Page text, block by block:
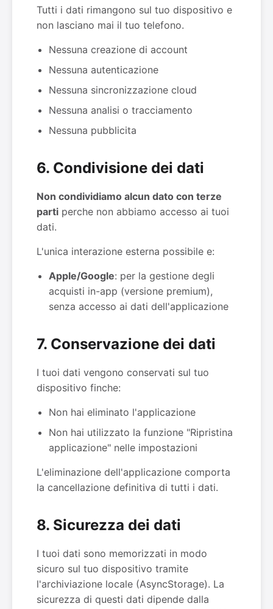
Tutti i dati rimangono sul tuo dispositivo e
non lasciano mai il tuo telefono.
Nessuna creazione di account
Nessuna autenticazione
Nessuna sincronizzazione cloud
Nessuna analisi o tracciamento
Nessuna pubblicita
6. Condivisione dei dati
Non condividiamo alcun dato con terze
parti perche non abbiamo accesso ai tuoi
dati.
L'unica interazione esterna possibile e:
Apple/Google: per la gestione degli
acquisti in-app (versione premium),
senza accesso ai dati dell'applicazione
7. Conservazione dei dati
I tuoi dati vengono conservati sul tuo
dispositivo finche:
Non hai eliminato l'applicazione
Non hai utilizzato la funzione "Ripristina
applicazione" nelle impostazioni
L'eliminazione dell'applicazione comporta
la cancellazione definitiva di tutti i dati.
8. Sicurezza dei dati
I tuoi dati sono memorizzati in modo
sicuro sul tuo dispositivo tramite
l'archiviazione locale (AsyncStorage). La
sicurezza di questi dati dipende dalla